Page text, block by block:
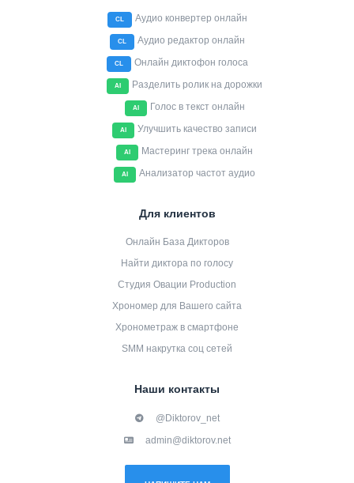
CL Аудио конвертер онлайн
CL Аудио редактор онлайн
CL Онлайн диктофон голоса
AI Разделить ролик на дорожки
AI Голос в текст онлайн
AI Улучшить качество записи
AI Мастеринг трека онлайн
AI Анализатор частот аудио
Для клиентов
Онлайн База Дикторов
Найти диктора по голосу
Студия Овации Production
Хрономер для Вашего сайта
Хронометраж в смартфоне
SMM накрутка соц сетей
Наши контакты
@Diktorov_net
admin@diktorov.net